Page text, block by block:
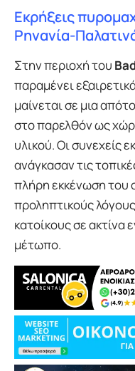
Εκρήξεις
Ρηνανία-
Στην περιοχή του
παραμένει
μαίνεται σε μια
στο παρελθόν ως
υλικού. Οι συνεχείς
ανάγκασαν τις
πλήρη εκκένωση του
προληπτικούς
κατοίκους σε ακτίνα
μέτωπο.